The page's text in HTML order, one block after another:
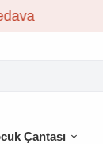
Çantası